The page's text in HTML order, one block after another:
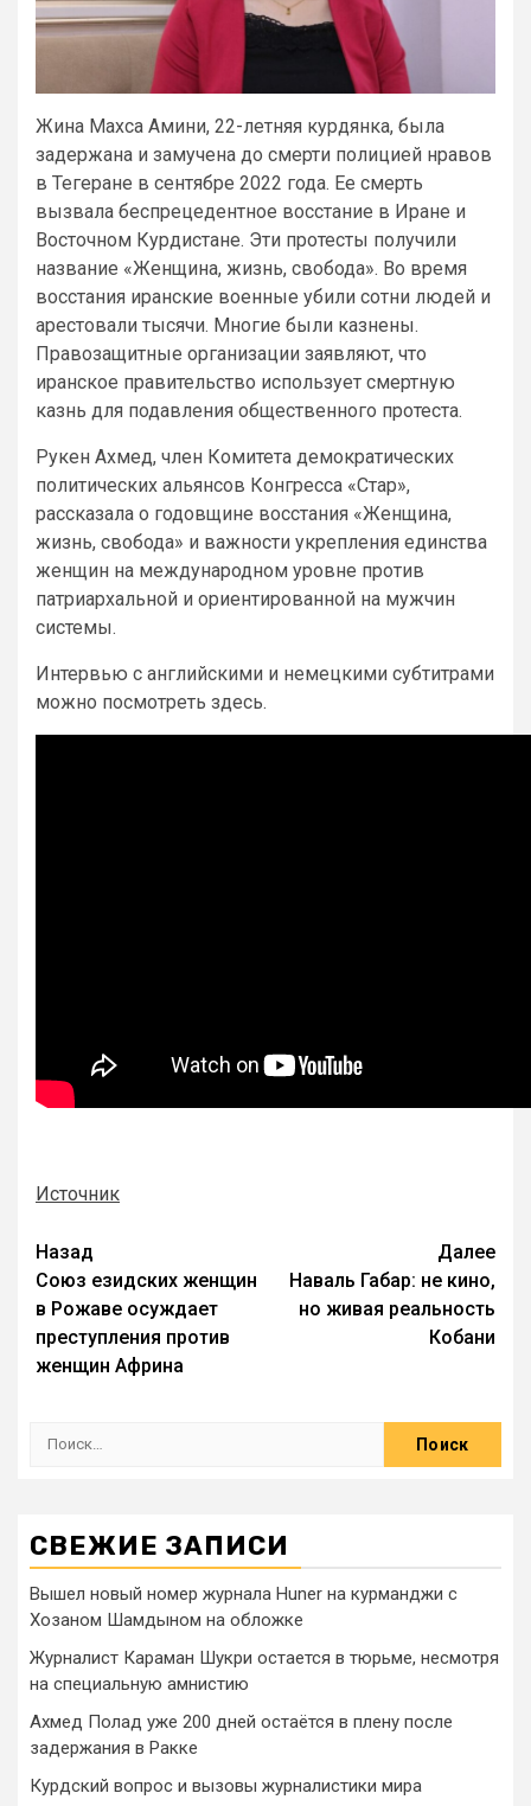
Жина Махса Амини, 22-летняя курдянка, была
задержана и замучена до смерти полицией нравов
в Тегеране в сентябре 2022 года. Ее смерть
вызвала беспрецедентное восстание в Иране и
Восточном Курдистане. Эти протесты получили
название «Женщина, жизнь, свобода». Во время
восстания иранские военные убили сотни людей и
арестовали тысячи. Многие были казнены.
Правозащитные организации заявляют, что
иранское правительство использует смертную
казнь для подавления общественного протеста.
Рукен Ахмед, член Комитета демократических
политических альянсов Конгресса «Стар»,
рассказала о годовщине восстания «Женщина,
жизнь, свобода» и важности укрепления единства
женщин на международном уровне против
патриархальной и ориентированной на мужчин
системы.
Интервью с английскими и немецкими субтитрами
можно посмотреть здесь.
Источник
Назад
Союз езидских женщин
в Рожаве осуждает
преступления против
женщин Африна
Далее
Наваль Габар: не кино,
но живая реальность
Кобани
СВЕЖИЕ ЗАПИСИ
Вышел новый номер журнала Huner на курманджи с
Хозаном Шамдыном на обложке
Журналист Караман Шукри остается в тюрьме, несмотря
на специальную амнистию
Ахмед Полад уже 200 дней остаётся в плену после
задержания в Ракке
Курдский вопрос и вызовы журналистики мира